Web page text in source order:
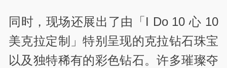
同时，现场还展出了由「I Do 10 心 10
美克拉定制」特别呈现的克拉钻石珠宝
以及独特稀有的彩色钻石。许多璀璨夺